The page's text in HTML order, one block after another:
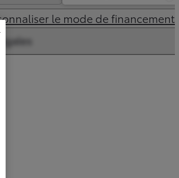
le mode de financement